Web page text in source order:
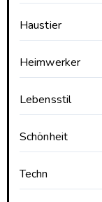
Haustier
Heimwerker
Lebensstil
Schönheit
Techn